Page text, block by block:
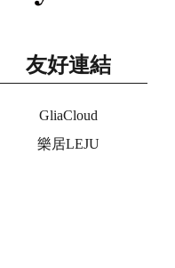
友好連結
GliaCloud
樂居LEJU